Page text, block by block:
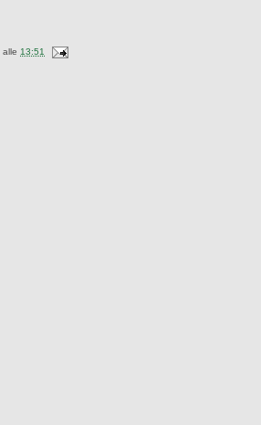
alle 13:51